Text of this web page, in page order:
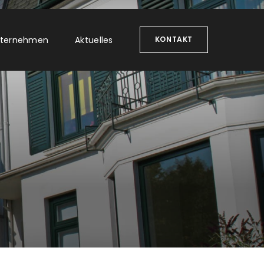
Aktuelles KONTAKT